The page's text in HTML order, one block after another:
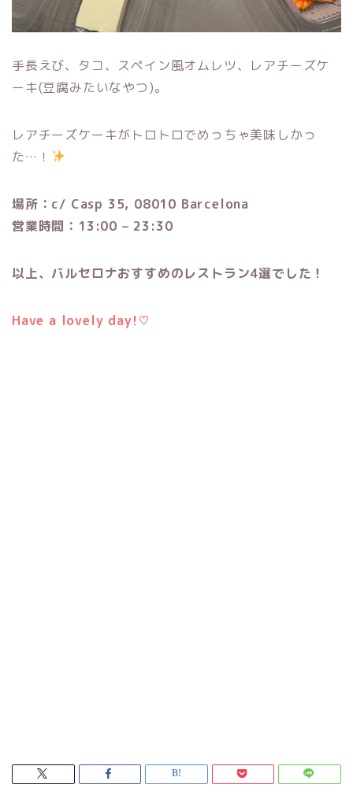
手長えび、タコ、スペイン風オムレツ、レアチーズケ
ーキ(豆腐みたいなやつ)。
レアチーズケーキがトロトロでめっちゃ美味しかっ
た…！
場所：c/ Casp 35, 08010 Barcelona
営業時間：13:00 – 23:30
以上、バルセロナおすすめのレストラン4選でした！
Have a lovely day!♡